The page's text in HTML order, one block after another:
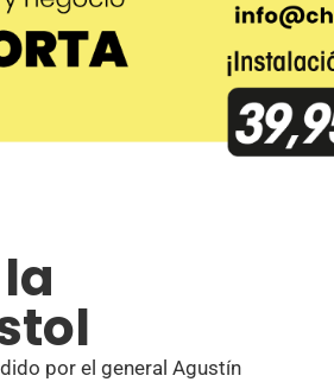
por el general Agustín